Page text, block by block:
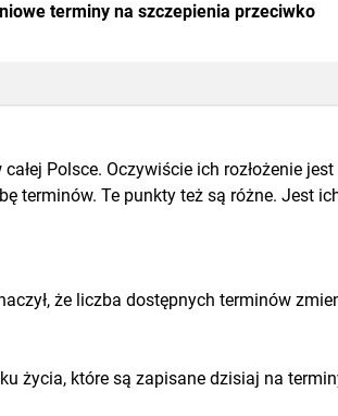
terminy na szczepienia przeciwko
Polsce. Oczywiście ich rozłożenie jest
terminów. Te punkty też są różne. Jest
że liczba dostępnych terminów
życia, które są zapisane dzisiaj na